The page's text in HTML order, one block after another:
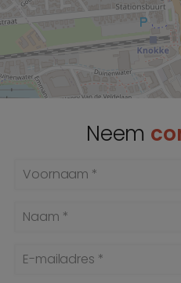
Neem
Voornaam *
Naam *
E-mailadres *